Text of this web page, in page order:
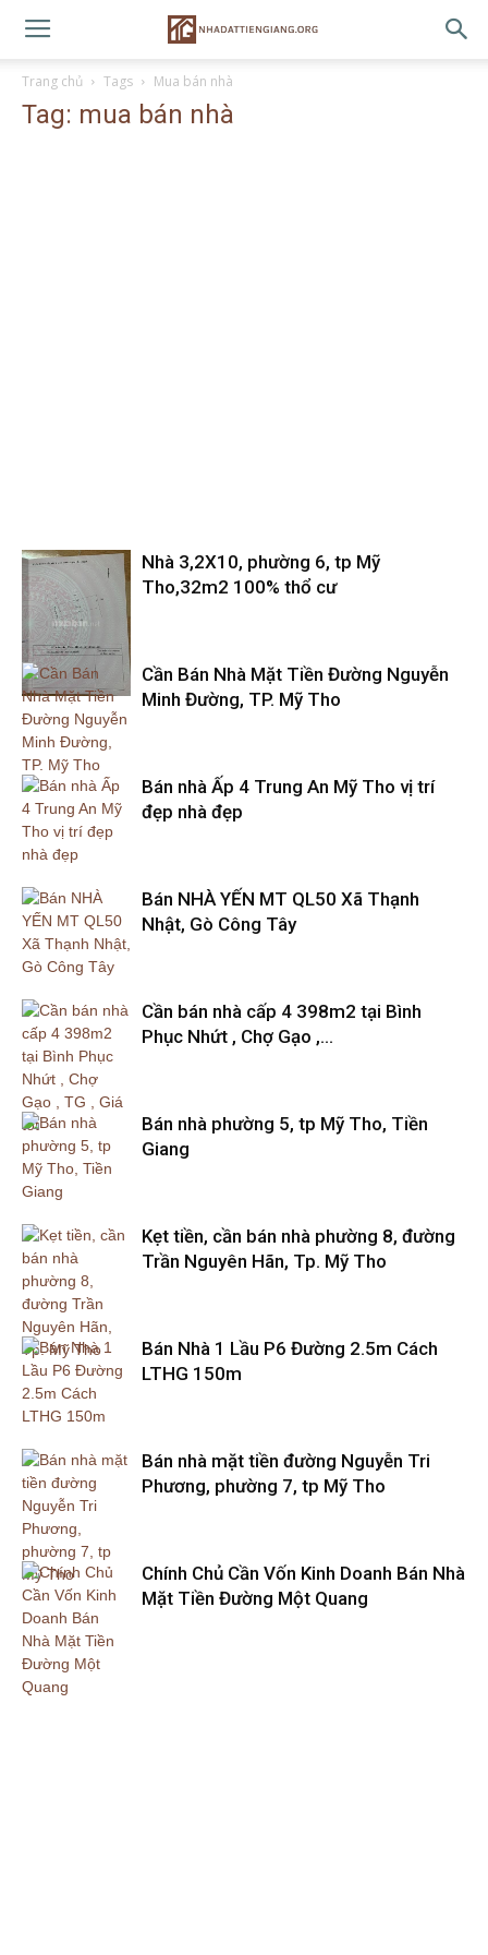
Trang chủ Tags Mua bán nhà
Tag: mua bán nhà
Nhà 3,2X10, phường 6, tp Mỹ
Tho,32m2 100% thổ cư
Cần Bán Nhà Mặt Tiền Đường Nguyễn
Minh Đường, TP. Mỹ Tho
Bán nhà Ấp 4 Trung An Mỹ Tho vị trí
đẹp nhà đẹp
Bán NHÀ YẾN MT QL50 Xã Thạnh
Nhật, Gò Công Tây
Cần bán nhà cấp 4 398m2 tại Bình
Phục Nhứt , Chợ Gạo ,...
Bán nhà phường 5, tp Mỹ Tho, Tiền
Giang
Kẹt tiền, cần bán nhà phường 8, đường
Trần Nguyên Hãn, Tp. Mỹ Tho
Bán Nhà 1 Lầu P6 Đường 2.5m Cách
LTHG 150m
Bán nhà mặt tiền đường Nguyễn Tri
Phương, phường 7, tp Mỹ Tho
Chính Chủ Cần Vốn Kinh Doanh Bán Nhà
Mặt Tiền Đường Một Quang